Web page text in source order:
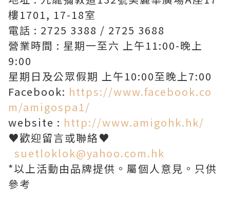
樓1701, 17-18室
電話 : 2725 3388 / 2725 3688
營業時間 : 星期一至六 上午11:00-晚上
9:00
星期日及公眾假期 上午10:00至晚上7:00
Facebook: https://www.facebook.co
m/amigospa1/
website : http://www.amigohk.hk/
♥歡迎留言或聯絡♥
suetloklok@yahoo.com.hk
*以上活動由品牌提供。屬個人意見。只供
參考